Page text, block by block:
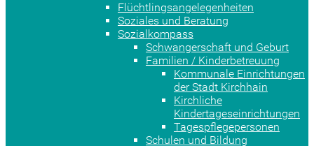
Flüchtlingsangelegenheiten
Soziales und Beratung
Sozialkompass
Schwangerschaft und Geburt
Familien / Kinderbetreuung
Kommunale Einrichtungen
der Stadt Kirchhain
Kirchliche
Kindertageseinrichtungen
Tagespflegepersonen
Schulen und Bildung